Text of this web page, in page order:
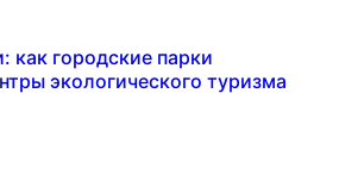
как городские парки
экологического туризма